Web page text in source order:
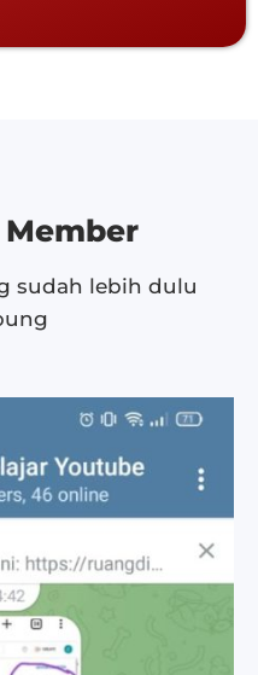
sudah lebih dulu